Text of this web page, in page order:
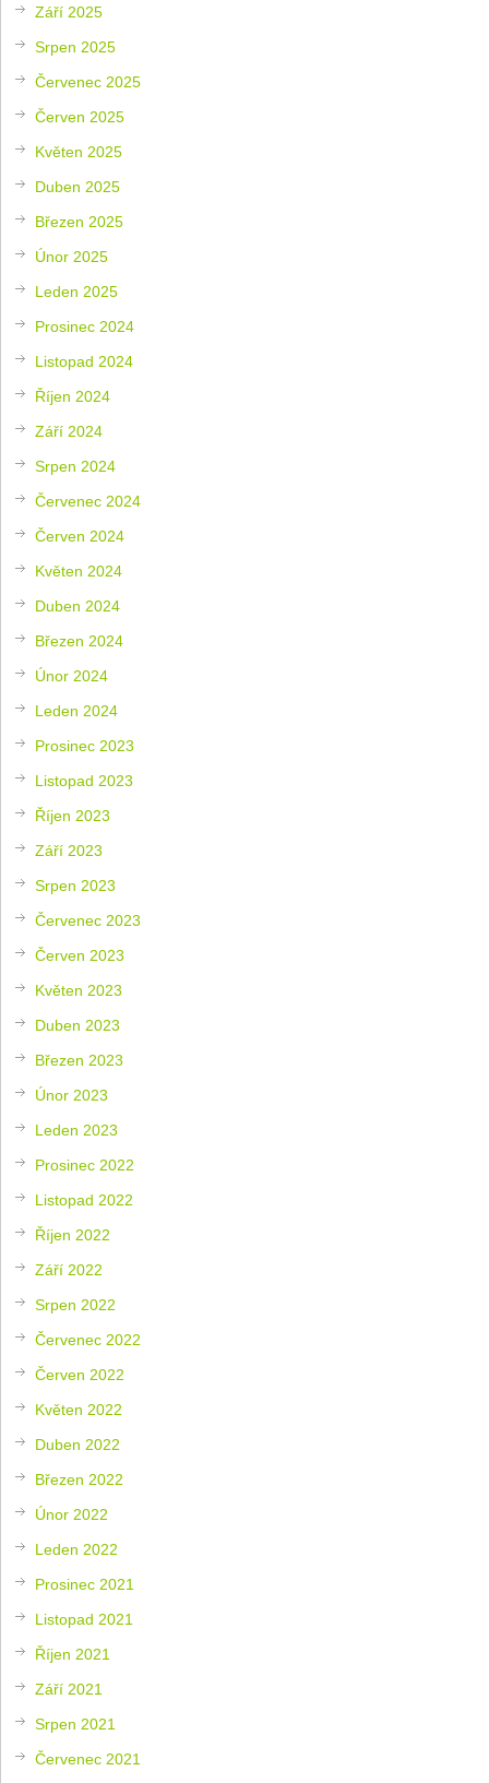
Září 2025
Srpen 2025
Červenec 2025
Červen 2025
Květen 2025
Duben 2025
Březen 2025
Únor 2025
Leden 2025
Prosinec 2024
Listopad 2024
Říjen 2024
Září 2024
Srpen 2024
Červenec 2024
Červen 2024
Květen 2024
Duben 2024
Březen 2024
Únor 2024
Leden 2024
Prosinec 2023
Listopad 2023
Říjen 2023
Září 2023
Srpen 2023
Červenec 2023
Červen 2023
Květen 2023
Duben 2023
Březen 2023
Únor 2023
Leden 2023
Prosinec 2022
Listopad 2022
Říjen 2022
Září 2022
Srpen 2022
Červenec 2022
Červen 2022
Květen 2022
Duben 2022
Březen 2022
Únor 2022
Leden 2022
Prosinec 2021
Listopad 2021
Říjen 2021
Září 2021
Srpen 2021
Červenec 2021